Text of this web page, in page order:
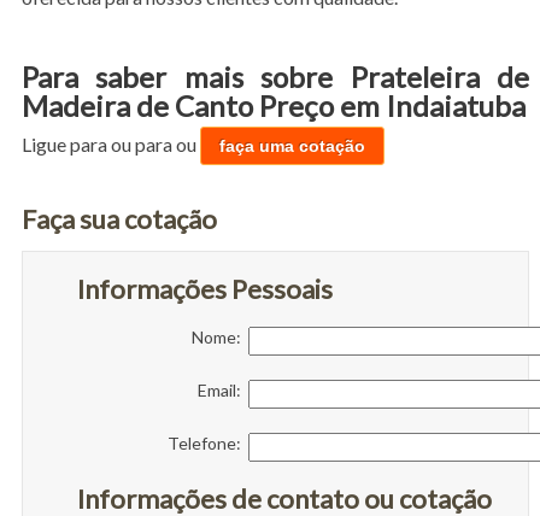
Para saber mais sobre Prateleira de
Madeira de Canto Preço em Indaiatuba
Ligue paraou paraou faça uma cotação
Faça sua cotação
Informações Pessoais
Nome:
Email:
Telefone:
Informações de contato ou cotação